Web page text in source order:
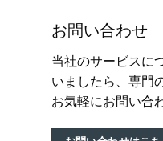
お問い合わせ
当社のサービスに
いましたら、専門
お気軽にお問い合